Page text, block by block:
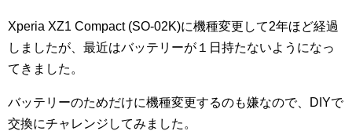
Xperia XZ1 Compact (SO-02K)に機種変更して2年ほど経過
しましたが、最近はバッテリーが１日持たないようになっ
てきました。
バッテリーのためだけに機種変更するのも嫌なので、DIYで
交換にチャレンジしてみました。